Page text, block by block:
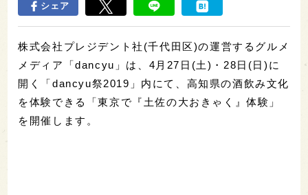
シェア
株式会社プレジデント社(千代田区)の運営するグルメ
メディア「dancyu」は、4月27日(土)・28日(日)に
開く「dancyu祭2019」内にて、高知県の酒飲み文化
を体験できる「東京で『土佐の大おきゃく』体験」
を開催します。